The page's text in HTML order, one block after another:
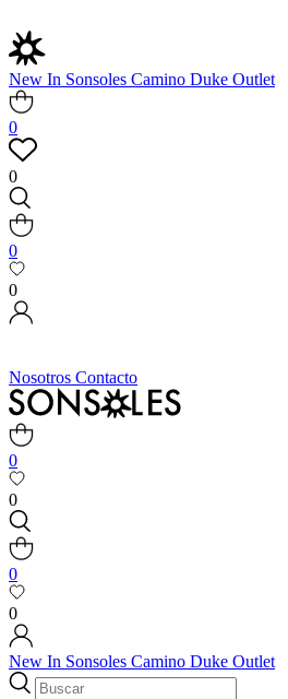
New In Sonsoles Camino Duke Outlet
0
0
0
0
Nosotros Contacto
0
0
0
0
New In Sonsoles Camino Duke Outlet